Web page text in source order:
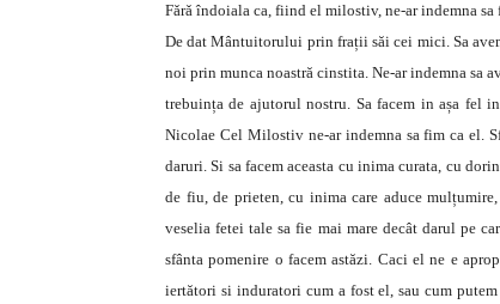
Fǎrǎ îndoiala ca, fiind el milostiv, ne-ar indemna
De dat Mântuitorului prin frații săi cei mici. Sa
noi prin munca noastră cinstita. Ne-ar indemna sa
trebuința de ajutorul nostru. Sa facem in așa fel
Nicolae Cel Milostiv ne-ar indemna sa fim ca el.
daruri. Si sa facem aceasta cu inima curata, cu
de fiu, de prieten, cu inima care aduce
veselia fetei tale sa fie mai mare decât darul pe
sfânta pomenire o facem astăzi. Caci el ne e
iertători si induratori cum a fost el, sau cum